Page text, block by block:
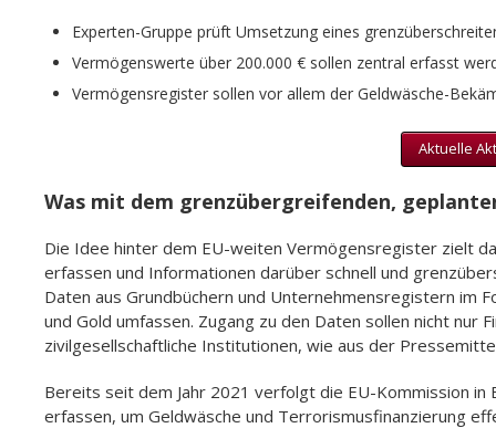
Experten-Gruppe prüft Umsetzung eines
Vermögenswerte über 200.000 € sollen zentral erfasst
Vermögensregister sollen vor allem der Geldwäsche-
Aktuelle
Was mit dem grenzübergreifenden,
Die Idee hinter dem EU-weiten Vermögensregister zielt
erfassen und Informationen darüber schnell und
Daten aus Grundbüchern und Unternehmensregistern im
und Gold umfassen. Zugang zu den Daten sollen nicht nur
zivilgesellschaftliche Institutionen, wie aus der
Bereits seit dem Jahr 2021 verfolgt die EU-Kommission
erfassen, um Geldwäsche und Terrorismusfinanzierung